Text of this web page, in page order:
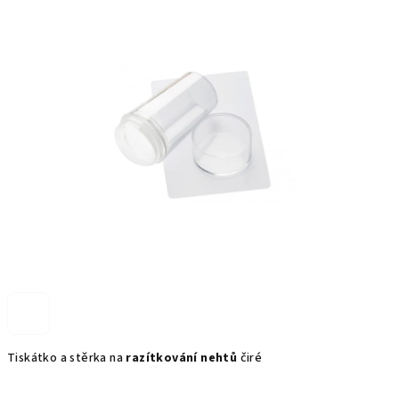
Tiskátko a stěrka na razítkování nehtů čiré